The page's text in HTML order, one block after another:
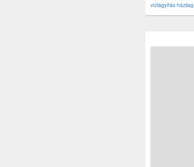
vízlágyítás házilag